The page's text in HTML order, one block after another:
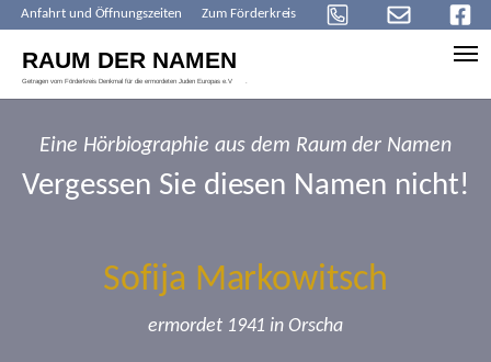
Anfahrt und Öffnungszeiten Zum Förderkreis
Eine Hörbiographie aus dem Raum der Namen
Vergessen Sie diesen Namen nicht!
Sofija Markowitsch
ermordet 1941 in Orscha